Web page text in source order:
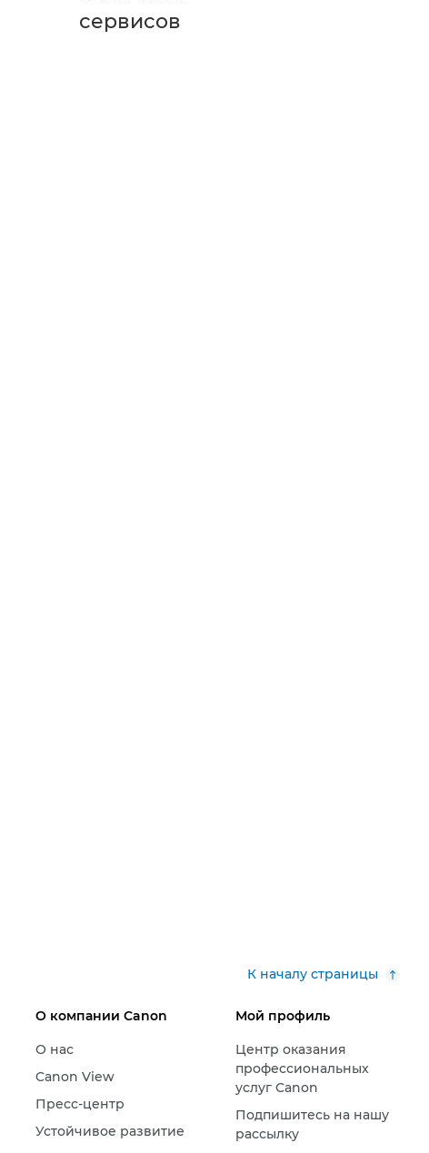
сервисов
К началу страницы
О компании Canon
О нас
Canon View
Пресс-центр
Устойчивое развитие
Мой профиль
Центр оказания
профессиональных
услуг Canon
Подпишитесь на нашу
рассылку